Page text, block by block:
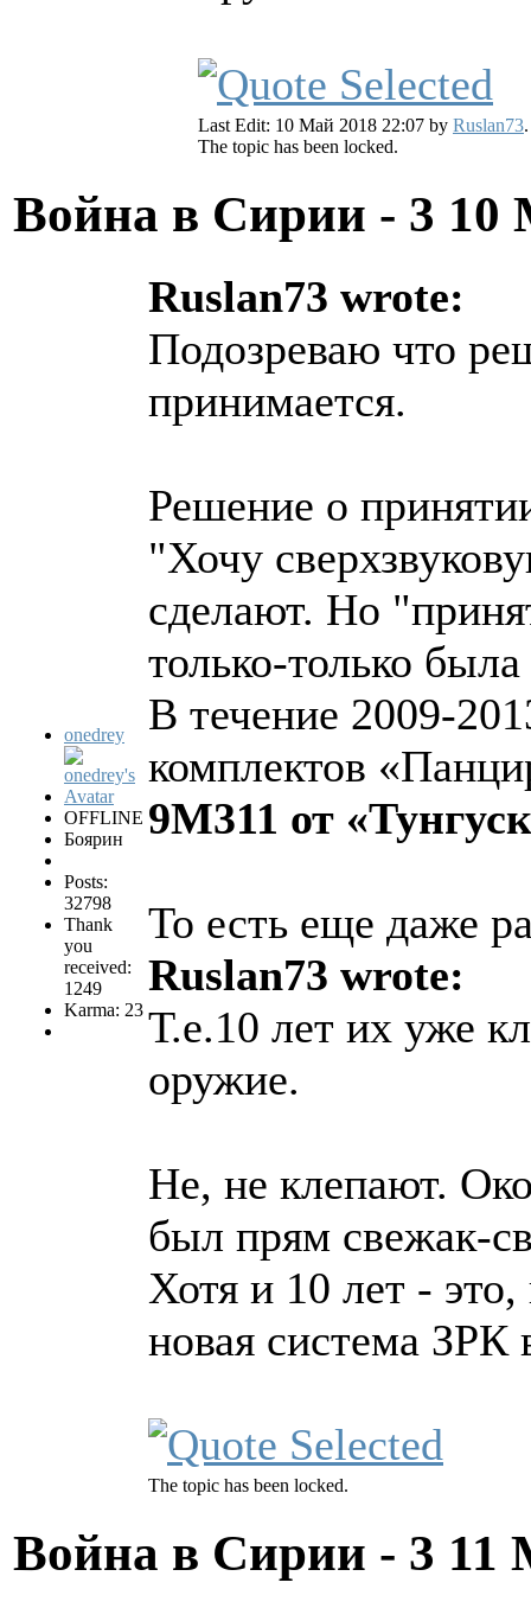
Last Edit: 10 Май 2018 22:07 by Ruslan73.
The topic has been locked.
Война в Сирии - 3 10
onedrey
OFFLINE
Боярин
Posts:
32798
Thank
you
received:
1249
Karma: 23
Ruslan73 wrote:
Подозреваю что
принимается.
Решение о
"Хочу
сделают. Но
только-только
В течение 2009-
комплектов
9М311 от
То есть еще даже
Ruslan73 wrote:
Т.е.10 лет их уже
оружие.
Не, не клепают.
был прям свежак-
Хотя и 10 лет -
новая система ЗРК
The topic has been locked.
Война в Сирии - 3 11